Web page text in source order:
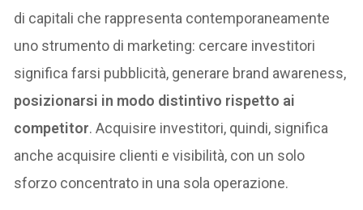
di capitali che rappresenta contemporaneamente
uno strumento di marketing: cercare investitori
significa farsi pubblicità, generare brand awareness,
posizionarsi in modo distintivo rispetto ai
competitor. Acquisire investitori, quindi, significa
anche acquisire clienti e visibilità, con un solo
sforzo concentrato in una sola operazione.